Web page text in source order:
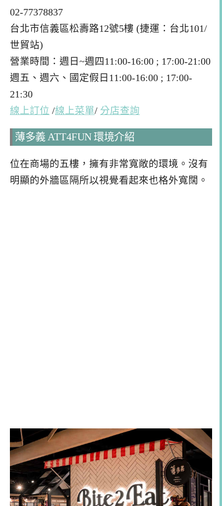
02-77378837
台北市信義區松壽路12號5樓 (捷運：台北101/
世貿站)
營業時間：週日~週四11:00-16:00 ; 17:00-21:00
週五、週六、國定假日11:00-16:00 ; 17:00-
21:30
線上訂位 /線上菜單/ 分店查詢
薄多義 ATT4FUN 環境介紹
位在商場的五樓，擁有非常寬敞的環境。沒有
明顯的外牆區隔所以視覺看起來也格外寬闊。